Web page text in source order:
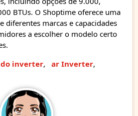
BTUs. O Shoptime oferece uma
diferentes marcas e capacidades
a escolher o modelo certo
inverter, ar Inverter,